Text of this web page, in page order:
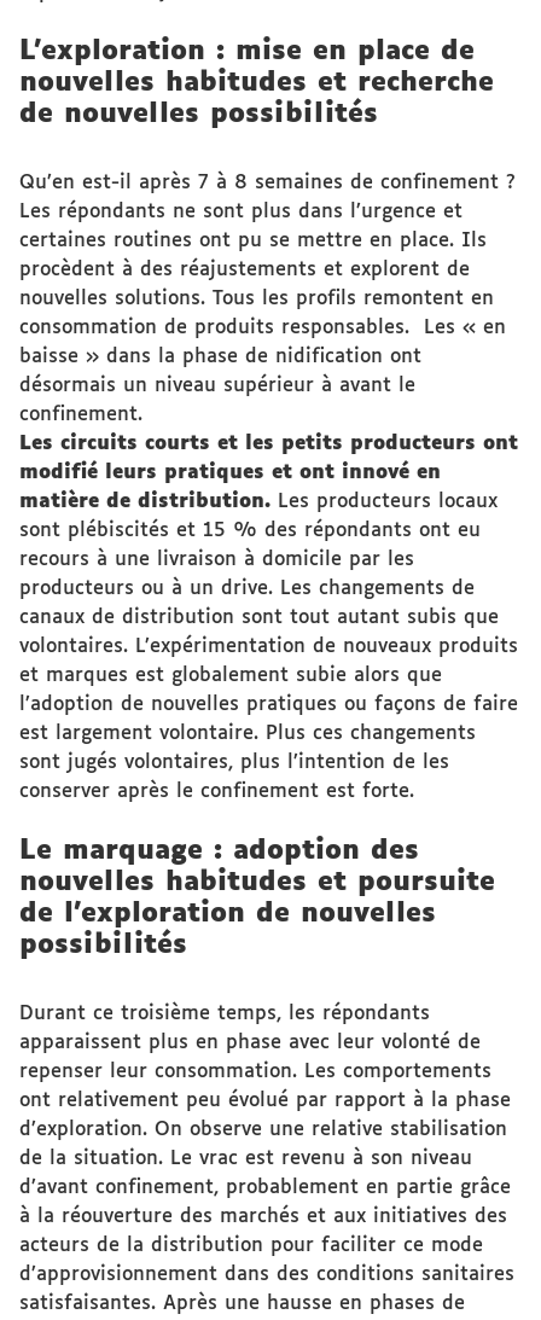
L’exploration : mise en place de
nouvelles habitudes et recherche
de nouvelles possibilités
Qu’en est-il après 7 à 8 semaines de confinement ?
Les répondants ne sont plus dans l’urgence et
certaines routines ont pu se mettre en place. Ils
procèdent à des réajustements et explorent de
nouvelles solutions. Tous les profils remontent en
consommation de produits responsables. Les « en
baisse » dans la phase de nidification ont
désormais un niveau supérieur à avant le
confinement.
Les circuits courts et les petits producteurs ont
modifié leurs pratiques et ont innové en
matière de distribution. Les producteurs locaux
sont plébiscités et 15 % des répondants ont eu
recours à une livraison à domicile par les
producteurs ou à un drive. Les changements de
canaux de distribution sont tout autant subis que
volontaires. L’expérimentation de nouveaux produits
et marques est globalement subie alors que
l’adoption de nouvelles pratiques ou façons de faire
est largement volontaire. Plus ces changements
sont jugés volontaires, plus l’intention de les
conserver après le confinement est forte.
Le marquage : adoption des
nouvelles habitudes et poursuite
de l’exploration de nouvelles
possibilités
Durant ce troisième temps, les répondants
apparaissent plus en phase avec leur volonté de
repenser leur consommation. Les comportements
ont relativement peu évolué par rapport à la phase
d’exploration. On observe une relative stabilisation
de la situation. Le vrac est revenu à son niveau
d’avant confinement, probablement en partie grâce
à la réouverture des marchés et aux initiatives des
acteurs de la distribution pour faciliter ce mode
d’approvisionnement dans des conditions sanitaires
satisfaisantes. Après une hausse en phases de